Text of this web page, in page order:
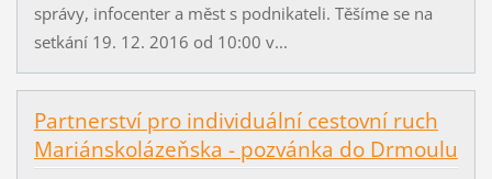
správy, infocenter a měst s podnikateli. Těšíme se na
setkání 19. 12. 2016 od 10:00 v...
Partnerství pro individuální cestovní ruch
Mariánskolázeňska - pozvánka do Drmoulu